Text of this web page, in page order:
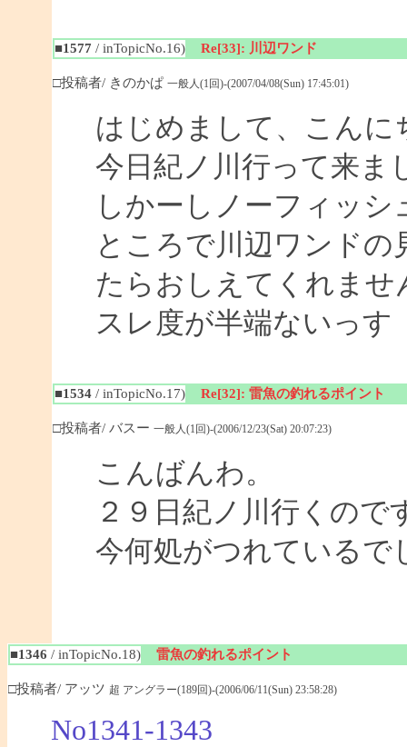
■1577 / inTopicNo.16) Re[33]: 川辺ワンド
□投稿者/ きのかぱ 一般人(1回)-(2007/04/08(Sun) 17:45:01)
はじめまして、こんに
今日紀ノ川行って来ま
しかーしノーフィッシ
ところで川辺ワンド
たらおしえてくれませ
スレ度が半端ないっす
■1534/ inTopicNo.17) Re[32]: 雷魚の釣れるポイント
□投稿者/ バスー 一般人(1回)-(2006/12/23(Sat) 20:07:23)
こんばんわ。
２９日紀ノ川行くので
今何処がつれているで
■1346 / inTopicNo.18) 雷魚の釣れるポイント
□投稿者/ アッツ 超 アングラー(189回)-(2006/06/11(Sun) 23:58:28)
No1341-1343